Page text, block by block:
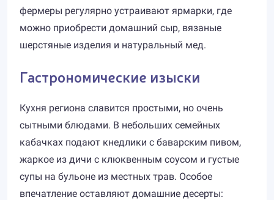
фермеры регулярно устраивают ярмарки, где
можно приобрести домашний сыр, вязаные
шерстяные изделия и натуральный мед.
Гастрономические изыски
Кухня региона славится простыми, но очень
сытными блюдами. В небольших семейных
кабачках подают кнедлики с баварским пивом,
жаркое из дичи с клюквенным соусом и густые
супы на бульоне из местных трав. Особое
впечатление оставляют домашние десерты: